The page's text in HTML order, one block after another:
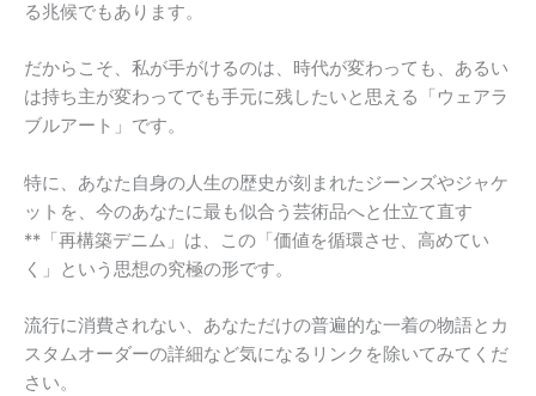
る兆候でもあります。
だからこそ、私が手がけるのは、時代が変わっても、あるい
は持ち主が変わってでも手元に残したいと思える「ウェアラ
ブルアート」です。
特に、あなた自身の人生の歴史が刻まれたジーンズやジャケ
ットを、今のあなたに最も似合う芸術品へと仕立て直す
**「再構築デニム」は、この「価値を循環させ、高めてい
く」という思想の究極の形です。
流行に消費されない、あなただけの普遍的な一着の物語とカ
スタムオーダーの詳細など気になるリンクを除いてみてくだ
さい。